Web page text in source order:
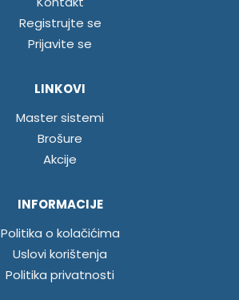
Registrujte se
Prijavite se
LINKOVI
Master sistemi
Brošure
Akcije
INFORMACIJE
Politika o kolačićima
Uslovi korištenja
Politika privatnosti